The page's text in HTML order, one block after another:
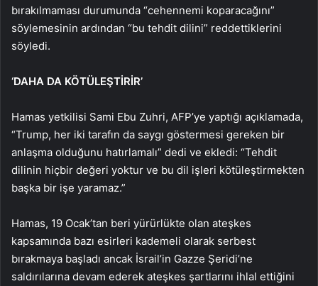
bırakılmaması durumunda “cehennemi koparacağını”
söylemesinin ardından “bu tehdit dilini” reddettiklerini
söyledi.
‘DAHA DA KÖTÜLEŞTİRİR’
Hamas yetkilisi Sami Ebu Zuhri, AFP’ye yaptığı açıklamada,
“Trump, her iki tarafın da saygı göstermesi gereken bir
anlaşma olduğunu hatırlamalı” dedi ve ekledi: “Tehdit
dilinin hiçbir değeri yoktur ve bu dil işleri kötüleştirmekten
başka bir işe yaramaz.”
Hamas, 19 Ocak’tan beri yürürlükte olan ateşkes
kapsamında bazı esirleri kademeli olarak serbest
bırakmaya başladı ancak İsrail’in Gazze Şeridi’ne
saldırılarına devam ederek ateşkes şartlarını ihlal ettiğini